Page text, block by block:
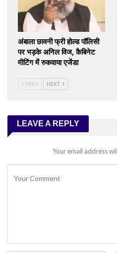
अंबाला छावनी फ्री होल्ड पॉलिसी
पर भड़के अनिल विज, कैबिनेट
मीटिंग में रुकवाया एजेंडा
PREV NEXT
LEAVE A REPLY
Your email address